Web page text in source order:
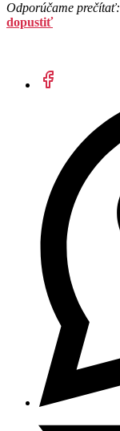
Odporúčame prečítať:
dopustiť